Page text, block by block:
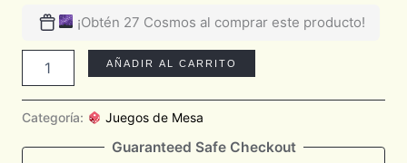
¡Obtén 27 Cosmos al comprar este producto!
AÑADIR AL CARRITO
Categoría: Juegos de Mesa
Guaranteed Safe Checkout